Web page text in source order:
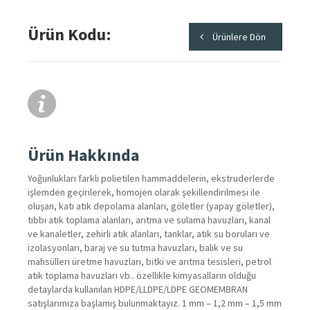
Ürün Kodu Ürünlere Dön
Ürün Hakkında
Yoğunlukları farklı polietilen hammaddelerin, ekstruderlerde
işlemden geçirilerek, homojen olarak şekillendirilmesi ile
oluşan, katı atık depolama alanları, göletler (yapay göletler),
tıbbı atık toplama alanları, arıtma ve sulama havuzları, kanal
ve kanaletler, zehirli atık alanları, tanklar, atık su boruları ve
izolasyonları, baraj ve su tutma havuzları, balık ve su
mahsülleri üretme havuzları, bitki ve arıtma tesisleri, petrol
atık toplama havuzları vb.. özellikle kimyasalların olduğu
detaylarda kullanılan HDPE/LLDPE/LDPE GEOMEMBRAN
satışlarımıza başlamış bulunmaktayız. 1 mm – 1,2 mm – 1,5 mm